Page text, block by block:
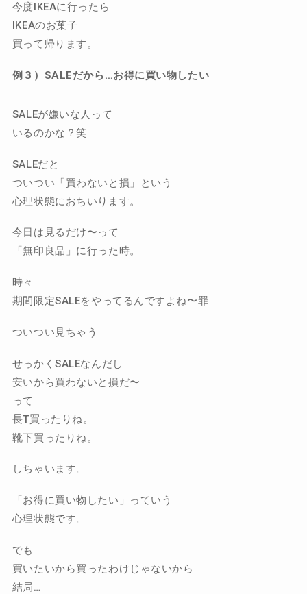
今度IKEAに行ったら
IKEAのお菓子
買って帰ります。
例３）SALEだから…お得に買い物したい
SALEが嫌いな人って
いるのかな？笑
SALEだと
ついつい「買わないと損」という
心理状態におちいります。
今日は見るだけ〜って
「無印良品」に行った時。
時々
期間限定SALEをやってるんですよね〜罪
ついつい見ちゃう
せっかくSALEなんだし
安いから買わないと損だ〜
って
長T買ったりね。
靴下買ったりね。
しちゃいます。
「お得に買い物したい」っていう
心理状態です。
でも
買いたいから買ったわけじゃないから
結局…